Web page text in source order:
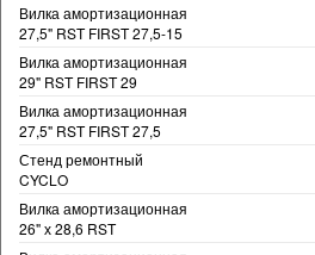
Вилка амортизационная
27,5" RST FIRST 27,5-15
Вилка амортизационная
29" RST FIRST 29
Вилка амортизационная
27,5" RST FIRST 27,5
Стенд ремонтный
CYCLO
Вилка амортизационная
26" х 28,6 RST